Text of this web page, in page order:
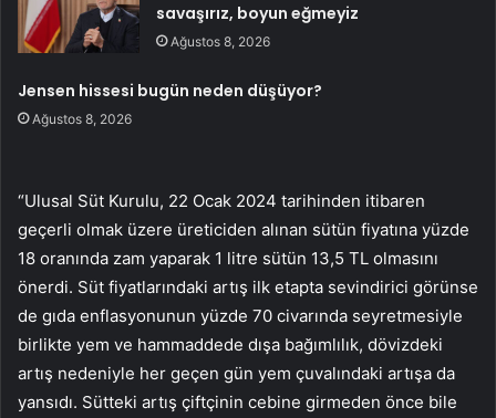
savaşırız, boyun eğmeyiz
Ağustos 8, 2026
Jensen hissesi bugün neden düşüyor?
Ağustos 8, 2026
“Ulusal Süt Kurulu, 22 Ocak 2024 tarihinden itibaren
geçerli olmak üzere üreticiden alınan sütün fiyatına yüzde
18 oranında zam yaparak 1 litre sütün 13,5 TL olmasını
önerdi. Süt fiyatlarındaki artış ilk etapta sevindirici görünse
de gıda enflasyonunun yüzde 70 civarında seyretmesiyle
birlikte yem ve hammaddede dışa bağımlılık, dövizdeki
artış nedeniyle her geçen gün yem çuvalındaki artışa da
yansıdı. Sütteki artış çiftçinin cebine girmeden önce bile